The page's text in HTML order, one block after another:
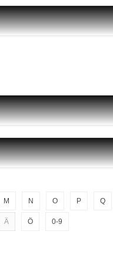
M N O P Q
Ä Ö 0-9